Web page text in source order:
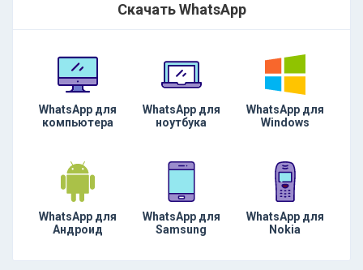
Скачать WhatsApp
WhatsApp для
компьютера
WhatsApp для
ноутбука
WhatsApp для
Windows
WhatsApp для
Андроид
WhatsApp для
Samsung
WhatsApp для
Nokia